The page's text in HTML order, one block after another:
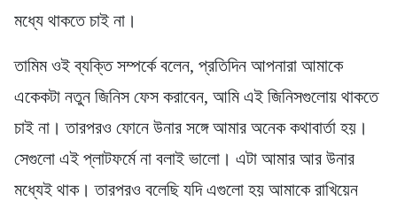
মধ্যে থাকতে চাই না।
তামিম ওই ব্যক্তি সম্পর্কে বলেন, প্রতিদিন আপনারা আমাকে
একেকটা নতুন জিনিস ফেস করাবেন, আমি এই জিনিসগুলোয় থাকতে
চাই না। তারপরও ফোনে উনার সঙ্গে আমার অনেক কথাবার্তা হয়।
সেগুলো এই প্লাটফর্মে না বলাই ভালো। এটা আমার আর উনার
মধ্যেই থাক। তারপরও বলেছি যদি এগুলো হয় আমাকে রাখিয়েন